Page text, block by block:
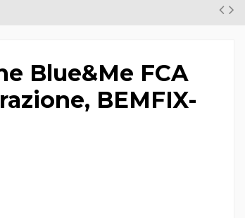
Blue&Me FCA
BEMFIX-